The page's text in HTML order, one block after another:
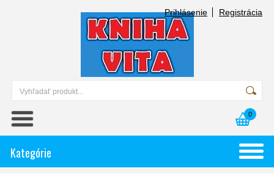
Prihlásenie Registrácia
0
Kategórie